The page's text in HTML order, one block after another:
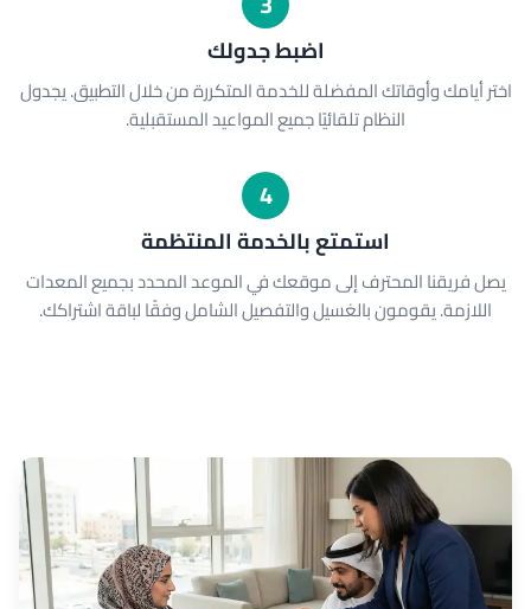
اضبط جدولك
اختر أيامك وأوقاتك المفضلة للخدمة المتكررة من خلال التطبيق. يجدول
النظام تلقائيًا جميع المواعيد المستقبلية.
4
استمتع بالخدمة المنتظمة
يصل فريقنا المحترف إلى موقعك في الموعد المحدد بجميع المعدات
اللازمة. يقومون بالغسيل والتفصيل الشامل وفقًا لباقة اشتراكك.